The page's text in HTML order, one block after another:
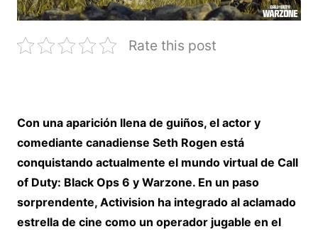
Rate this post
Con una aparición llena de guiños, el actor y
comediante canadiense Seth Rogen está
conquistando actualmente el mundo virtual de Call
of Duty: Black Ops 6 y Warzone. En un paso
sorprendente, Activision ha integrado al aclamado
estrella de cine como un operador jugable en el